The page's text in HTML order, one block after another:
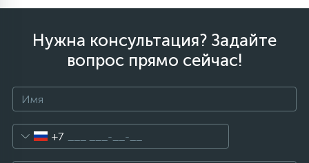
Нужна консультация? Задайте
вопрос прямо сейчас!
+7